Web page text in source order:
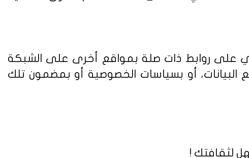
على روابط ذات صلة بمواقع أخرى على الشبكة
البيانات، أو بسياسات الخصوصية أو بمضمون تلك